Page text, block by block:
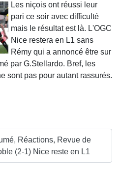
Les niçois ont réussi leur
pari ce soir avec difficulté
mais le résultat est là. L'OGC
Nice restera en L1 sans
Rémy qui a annoncé être sur
par G.Stellardo. Bref, les
sont pas pour autant rassurés.
Réactions, Revue de
(2-1) Nice reste en L1